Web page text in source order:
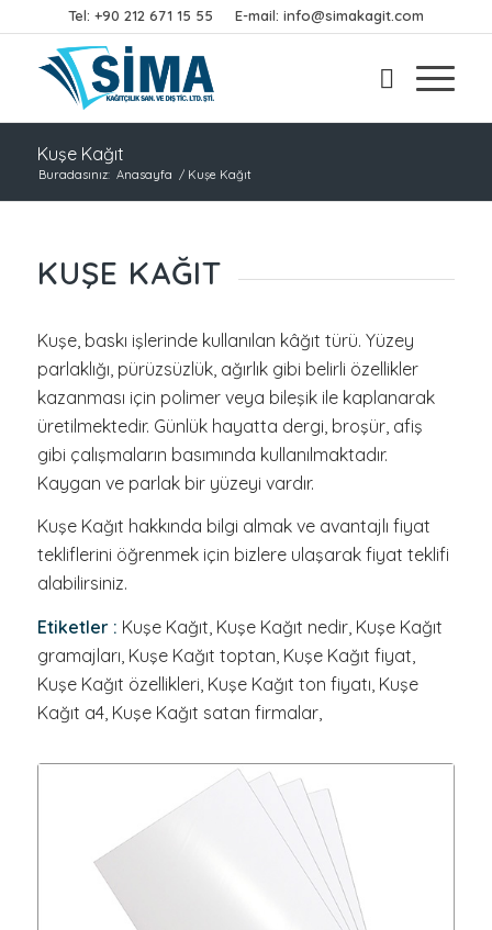
Tel: +90 212 671 15 55 E-mail: info@simakagit.com
Kuşe Kağıt
Buradasınız: Anasayfa / Kuşe Kağıt
KUŞE KAĞIT
Kuşe, baskı işlerinde kullanılan kâğıt türü. Yüzey
parlaklığı, pürüzsüzlük, ağırlık gibi belirli özellikler
kazanması için polimer veya bileşik ile kaplanarak
üretilmektedir. Günlük hayatta dergi, broşür, afiş
gibi çalışmaların basımında kullanılmaktadır.
Kaygan ve parlak bir yüzeyi vardır.
Kuşe Kağıt hakkında bilgi almak ve avantajlı fiyat
tekliflerini öğrenmek için bizlere ulaşarak fiyat teklifi
alabilirsiniz.
Etiketler : Kuşe Kağıt, Kuşe Kağıt nedir, Kuşe Kağıt
gramajları, Kuşe Kağıt toptan, Kuşe Kağıt fiyat,
Kuşe Kağıt özellikleri, Kuşe Kağıt ton fiyatı, Kuşe
Kağıt a4, Kuşe Kağıt satan firmalar,